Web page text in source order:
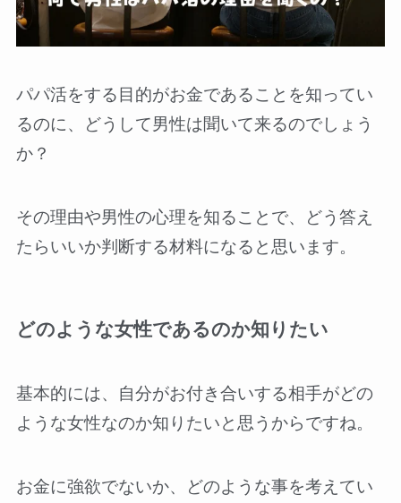
パパ活をする目的がお金であることを知ってい
るのに、どうして男性は聞いて来るのでしょう
か？
その理由や男性の心理を知ることで、どう答え
たらいいか判断する材料になると思います。
どのような女性であるのか知りたい
基本的には、自分がお付き合いする相手がどの
ような女性なのか知りたいと思うからですね。
お金に強欲でないか、どのような事を考えてい